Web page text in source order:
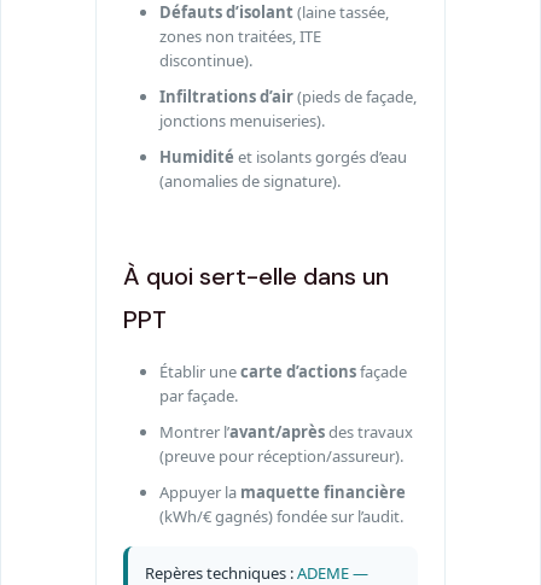
Défauts d’isolant(laine tassée,
zones non traitées, ITE
discontinue).
Infiltrations d’air(pieds de façade,
jonctions menuiseries).
Humidité et isolants gorgés d’eau
(anomalies de signature).
À quoi sert-elle dans un
PPT
Établir unecarte d’actionsfaçade
par façade.
Montrer l’avant/aprèsdes travaux
(preuve pour réception/assureur).
Appuyer la maquette financière
(kWh/€ gagnés) fondée sur l’audit.
Repères techniques :ADEME —